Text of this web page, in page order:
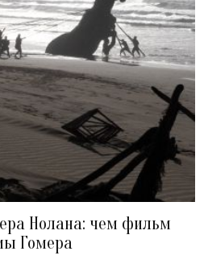
Нолана: чем фильм
Гомера